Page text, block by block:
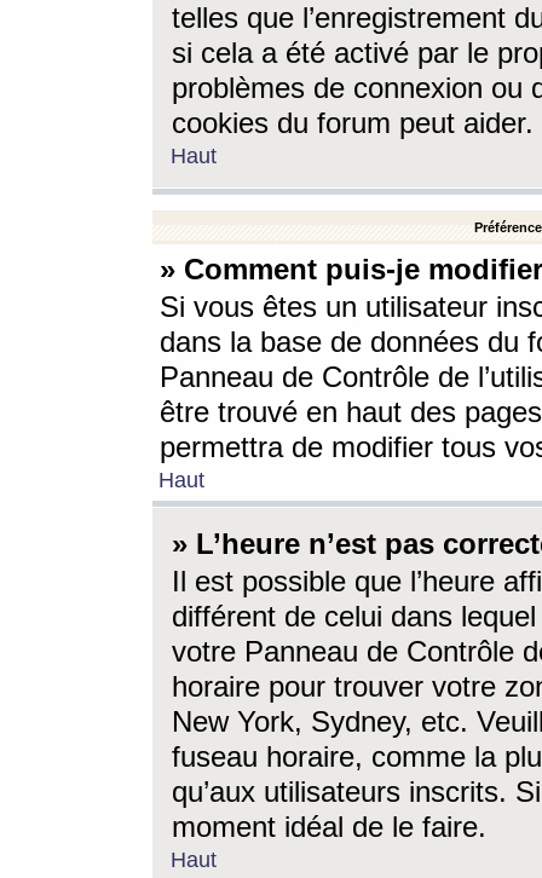
telles que l’enregistrement
si cela a été activé par le
problèmes de connexion ou
cookies du forum peut aider.
Haut
» Comment puis-je
Si vous êtes un utilisateur
dans la base de données du
Panneau de Contrôle de
être trouvé en haut des
permettra de modifier tous
Haut
» L’heure n’est pas
Il est possible que l’heure
différent de celui dans
votre Panneau de Contrôle
horaire pour trouver votre
New York, Sydney, etc.
fuseau horaire, comme la
qu’aux utilisateurs inscrits.
moment idéal de le faire.
Haut